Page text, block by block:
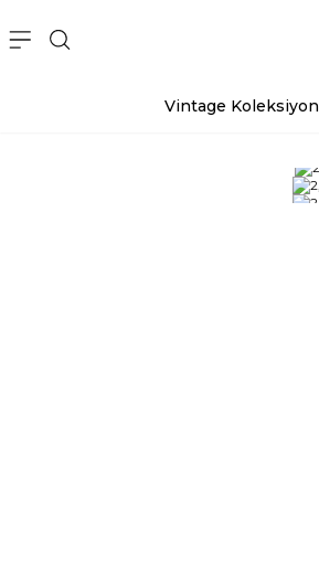
Vintage Koleksiyon